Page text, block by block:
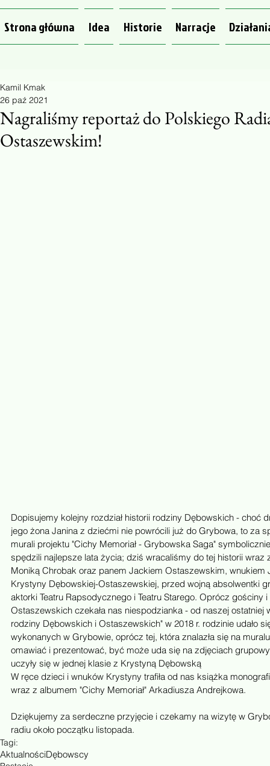
Strona główna Idea Historie Narracje
Nagraliśmy reportaż do Polskiego
Ostaszewskim!
Kamil Kmak
26 paź 2021
Dopisujemy kolejny rozdział historii rodziny Dębowskich - choć
jego żona Janina z dziećmi nie powrócili już do Grybowa, to za
murali projektu "Cichy Memoriał - Grybowska Saga"
spędzili najlepsze lata życia; dziś wracaliśmy do tej historii
Moniką Chrobak oraz panem Jackiem Ostaszewskim,
Krystyny Dębowskiej-Ostaszewskiej, przed wojną absolwentki
aktorki Teatru Rapsodycznego i Teatru Starego. Oprócz
Ostaszewskich czekała nas niespodzianka - od naszej ostatniej
rodziny Dębowskich i Ostaszewskich" w 2018 r. rodzinie udało
wykonanych w Grybowie, oprócz tej, która znalazła się na
omawiać i prezentować, być może uda się na zdjęciach
uczyły się w jednej klasie z Krystyną Dębowską
W ręce dzieci i wnuków Krystyny trafiła od nas książka
wraz z albumem "Cichy Memoriał" Arkadiusza Andrejkowa.
Dziękujemy za serdeczne przyjęcie i czekamy na wizytę w
radiu około początku listopada.
Tagi:
AktualnościDębowscy